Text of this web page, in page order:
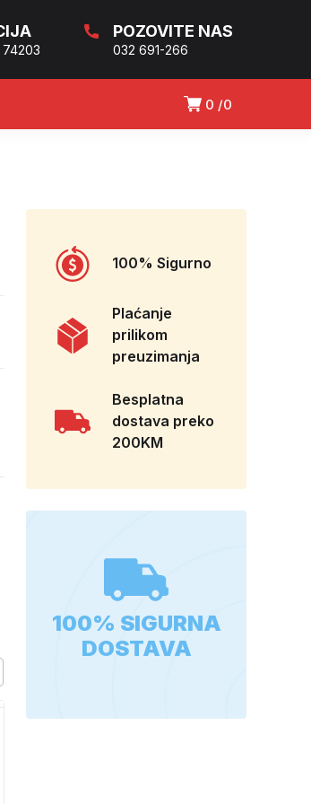
POZOVITE NAS
032 691-266
0 0
100% Sigurno
Plaćanje
prilikom
preuzimanja
Besplatna
dostava preko
200KM
100% SIGURNA
DOSTAVA